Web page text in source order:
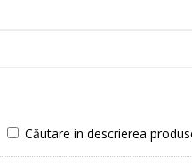
Căutare in descrierea